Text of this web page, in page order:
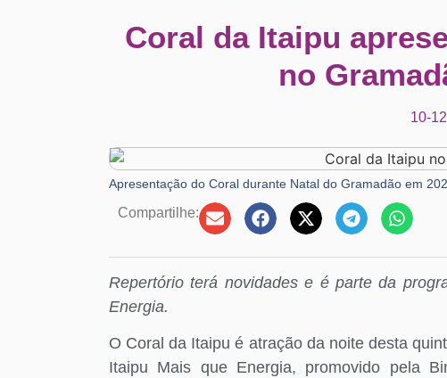
Coral da Itaipu
no
10-
Apresentação do Coral durante Natal do Gramadão em
Compartilhe:
Repertório terá novidades e é parte da
Energia.
O Coral da Itaipu é atração da noite desta
Itaipu Mais que Energia, promovido pela